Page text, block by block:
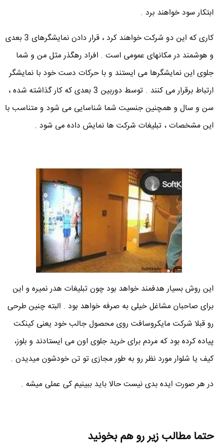
ابتکار سود خواهند برد .
کاری که این دو شرکت خواهند کرد ، قرار دادن نمایشگرهای 3 بعدی
و هوشمند در مکانهای عمومی است . افراد رهگذر مثل من و شما
جلوی این نمایشگرها می ایستند و با حرکات دست خود با نمایشگر
ارتباط برقرار می کنند . توسط دوربین 3 بعدی که کار گذاشته شده ،
سن و سال و همچنین جنسیت شما شناسایی می شود و متناسب با
این مشخصات ، تبلیغات شرکت ها نمایش داده می شود .
این روش بسیار هدفمند خواهد بود چون تبلیغات هدر نمیره و این
برای صاحبان مشاغل خیلی به صرفه خواهد بود . البته چنین طرحی
رو قبلا شرکت مایکروسافت روی محصول جالب خود یعنی کینکت
پیاده کرده بود که مردم برای خرید جلوی اون می ایستادند و بلوز،
کیف یا شلوار مورد نظر رو به طور مجازی تو تن خودشون میدیدن .
در هر صورت ایده بدی نیست حالا باید ببینیم کی عملی میشه .
حتما مطالب زیر رو هم بخونید